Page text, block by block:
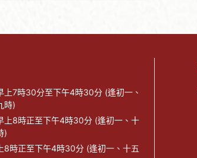
上7時30分至下午4時30分 (逢初一、
時)
上8時正至下午4時30分 (逢初一、十
)
8時正至下午4時30分 (逢初一、十五